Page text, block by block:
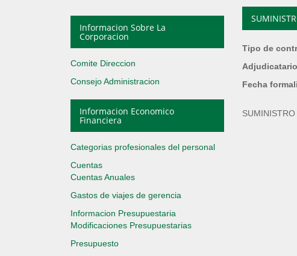
Informacion Sobre La
Corporacion
Comite Direccion
Consejo Administracion
Informacion Economico
Financiera
Categorias profesionales del personal
Cuentas
Cuentas Anuales
Gastos de viajes de gerencia
Informacion Presupuestaria
Modificaciones Presupuestarias
Presupuesto
Tipo de
Fecha